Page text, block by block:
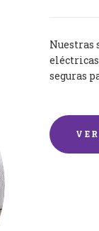
Nuestras
seguras